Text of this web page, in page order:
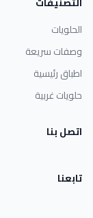
الحلويات
وصفات سريعة
اطباق رئيسية
حلويات غربية
اتصل بنا
تابعنا